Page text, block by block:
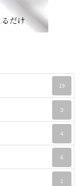
19
3
4
6
1